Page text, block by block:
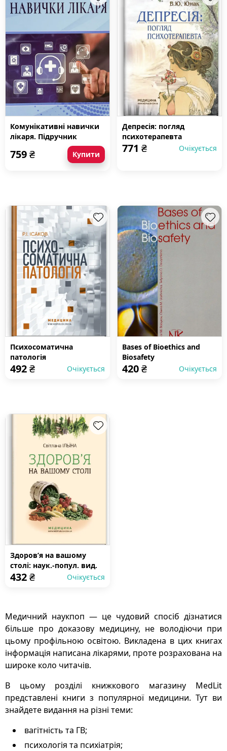
Комунікативні навички
лікаря. Підручник
759₴ Купити
Депресія: погляд
психотерапевта
771 ₴ Очікується
Психосоматична
патологія
492₴ Очікується
Bases of Bioethics and
Biosafety
420₴ Очікується
Здоров’я на вашому
столі: наук.-попул. вид.
432₴ Очікується
Медичний наукпоп — це чудовий спосіб дізнатися
більше про доказову медицину, не володіючи при
цьому профільною освітою. Викладена в цих книгах
інформація написана лікарями, проте розрахована на
широке коло читачів.
В цьому розділі книжкового магазину MedLit
представлені книги з популярної медицини. Тут ви
знайдете видання на різні теми:
вагітність та ГВ;
психологія та психіатрія;